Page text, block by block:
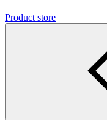
Product store